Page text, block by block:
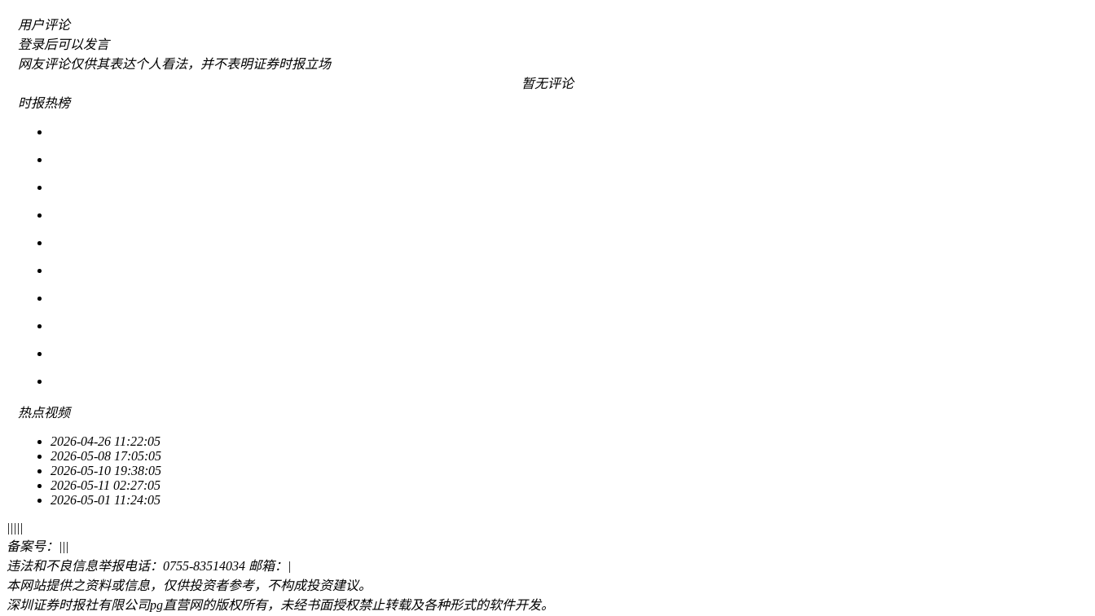
用户评论
登录后可以发言
网友评论仅供其表达个人看法，并不表明证券时报立场
暂无评论
时报热榜
热点视频
2026-04-26 11:22:05
2026-05-08 17:05:05
2026-05-10 19:38:05
2026-05-11 02:27:05
2026-05-01 11:24:05
|||||
备案号： |||
违法和不良信息举报电话：0755-83514034 邮箱： |
本网站提供之资料或信息，仅供投资者参考，不构成投资建议。
深圳证券时报社有限公司pg直营网的版权所有，未经书面授权禁止转载及各种形式的软件开发。